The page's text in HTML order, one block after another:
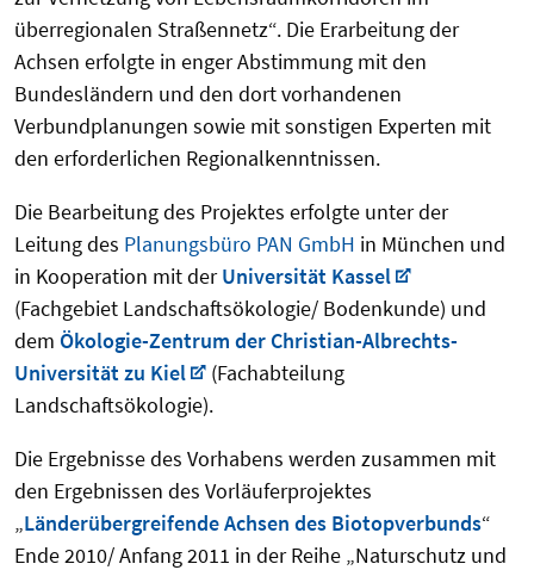
überregionalen Straßennetz“. Die Erarbeitung der
Achsen erfolgte in enger Abstimmung mit den
Bundesländern und den dort vorhandenen
Verbundplanungen sowie mit sonstigen Experten mit
den erforderlichen Regionalkenntnissen.
Die Bearbeitung des Projektes erfolgte unter der
Leitung des Planungsbüro PAN GmbH in München und
in Kooperation mit derUniversität Kassel
(Fachgebiet Landschaftsökologie/ Bodenkunde) und
dem Ökologie-Zentrum der Christian-Albrechts-
Universität zu Kiel
(Fachabteilung
Landschaftsökologie).
Die Ergebnisse des Vorhabens werden zusammen mit
den Ergebnissen des Vorläuferprojektes
„Länderübergreifende Achsen des Biotopverbunds“
Ende 2010/ Anfang 2011 in der Reihe „Naturschutz und